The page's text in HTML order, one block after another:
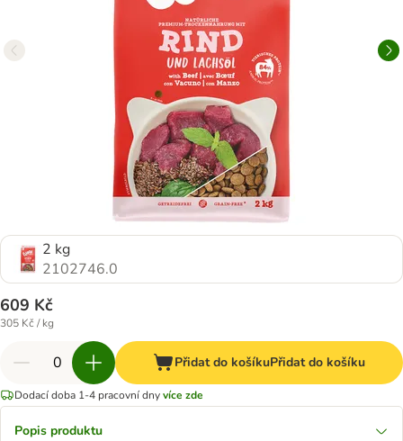
2 kg
2102746.0
609 Kč
305 Kč / kg
Přidat do košíkuPřidat do košíku
Dodací doba 1-4 pracovní dnyvíce zde
Popis produktu